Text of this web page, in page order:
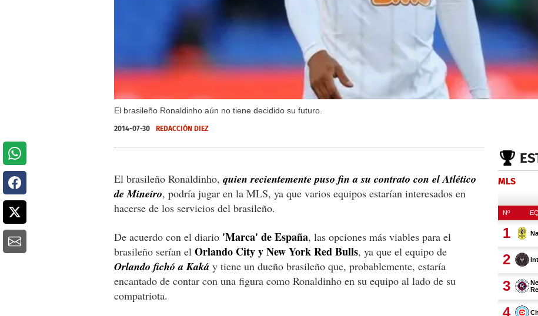
El brasileño Ronaldinho aún no tiene decidido su futuro.
2014-07-30 REDACCIÓN DIEZ
El brasileño Ronaldinho, quien recientemente puso fin a su contrato con el Atlético
de Mineiro, podría jugar en la MLS, ya que varios equipos estarían interesados en
hacerse de los servicios del brasileño.
De acuerdo con el diario 'Marca' de España, las opciones más viables para el
brasileño serían el Orlando City y New York Red Bulls, ya que el equipo de
Orlando fichó a Kaká y tiene un dueño brasileño que, probablemente, estaría
encantado de contar con una figura como Ronaldinho en su equipo al lado de su
compatriota.
MLS